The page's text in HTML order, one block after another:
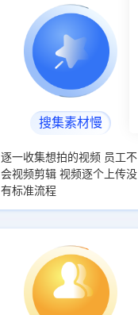
搜集素材慢
逐一收集想拍的视频 员工不
会视频剪辑 视频逐个上传没
有标准流程